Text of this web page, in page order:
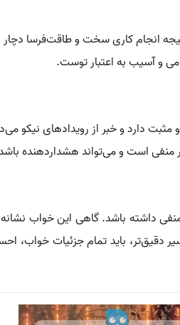
انجام کاری سخت و طاقت‌فرسا
و آسیب به اعتبار توست.
مثبت دارد و خبر از رویدادهای نیکو
منفی است و می‌تواند هشداردهنده
منفی داشته باشد. گاهی این خواب
دقیق‌تر، باید تمام جزئیات خواب،